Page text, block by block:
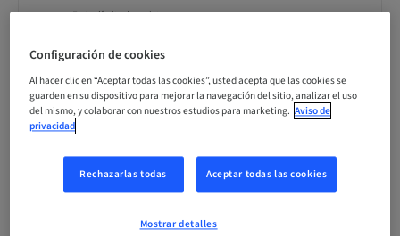
Fecha límite de registro
Idioma
Inglés
0.00 Puntos
Configuración de cookies
Al hacer clic en “Aceptar todas las cookies”, usted acepta que las cookies se
guarden en su dispositivo para mejorar la navegación del sitio, analizar el uso
del mismo, y colaborar con nuestros estudios para marketing. Aviso de
privacidad
Rechazarlas todas Aceptar todas las cookies
Mostrar detalles